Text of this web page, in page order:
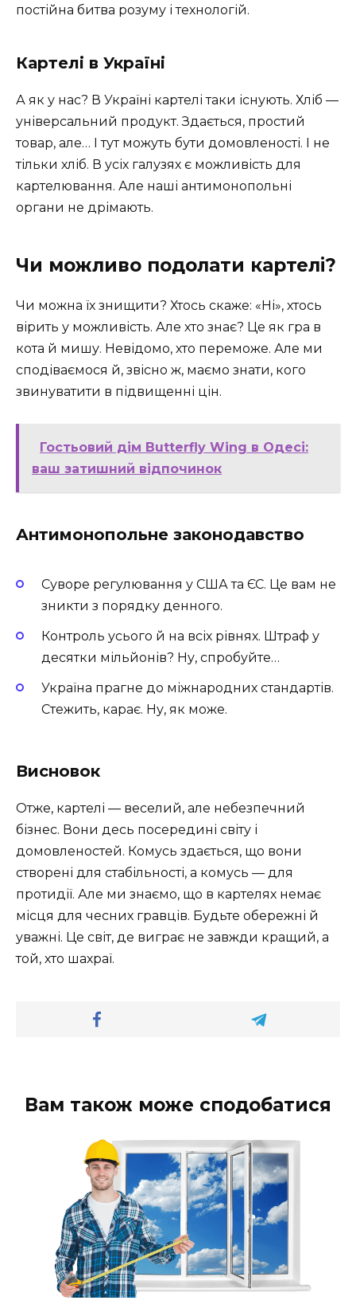
постійна битва розуму і технологій.
Картелі в Україні
А як у нас? В Україні картелі таки існують. Хліб —
універсальний продукт. Здається, простий
товар, але… І тут можуть бути домовленості. І не
тільки хліб. В усіх галузях є можливість для
картелювання. Але наші антимонопольні
органи не дрімають.
Чи можливо подолати картелі?
Чи можна їх знищити? Хтось скаже: «Ні», хтось
вірить у можливість. Але хто знає? Це як гра в
кота й мишу. Невідомо, хто переможе. Але ми
сподіваємося й, звісно ж, маємо знати, кого
звинуватити в підвищенні цін.
Гостьовий дім Butterfly Wing в Одесі:
ваш затишний відпочинок
Антимонопольне законодавство
Суворе регулювання у США та ЄС. Це вам не
зникти з порядку денного.
Контроль усього й на всіх рівнях. Штраф у
десятки мільйонів? Ну, спробуйте…
Україна прагне до міжнародних стандартів.
Стежить, карає. Ну, як може.
Висновок
Отже, картелі — веселий, але небезпечний
бізнес. Вони десь посередині світу і
домовленостей. Комусь здається, що вони
створені для стабільності, а комусь — для
протидії. Але ми знаємо, що в картелях немає
місця для чесних гравців. Будьте обережні й
уважні. Це світ, де виграє не завжди кращий, а
той, хто шахраї.
Вам також може сподобатися